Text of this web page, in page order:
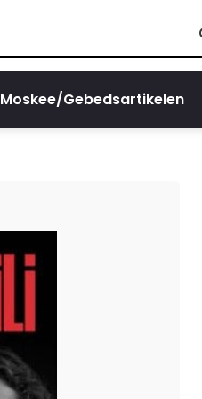
Moskee/Gebedsartikelen